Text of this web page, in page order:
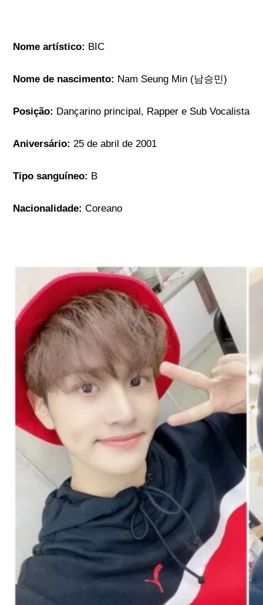
Nome artístico: BIC
Nome de nascimento: Nam Seung Min (남승민)
Posição: Dançarino principal, Rapper e Sub Vocalista
Aniversário:25 de abril de 2001
Tipo sanguíneo: B
Nacionalidade:Coreano